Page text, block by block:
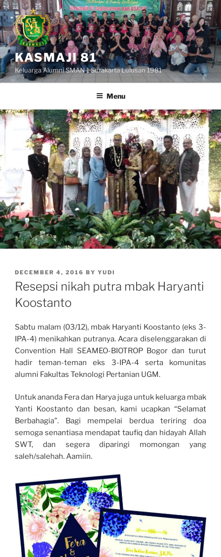
Skip
to
content
KASMAJI 81
Keluarga Alumni SMAN 1 Surakarta Lulusan 1981
Menu
POSTED
ON
DECEMBER 4, 2016 BY YUDI
Resepsi nikah putra mbak Haryanti
Koostanto
Sabtu malam (03/12), mbak Haryanti Koostanto (eks 3-
IPA-4) menikahkan putranya. Acara diselenggarakan di
Convention Hall SEAMEO-BIOTROP Bogor dan turut
hadir teman-teman eks 3-IPA-4 serta komunitas
alumni Fakultas Teknologi Pertanian UGM.
Untuk ananda Fera dan Harya juga untuk keluarga mbak
Yanti Koostanto dan besan, kami ucapkan “Selamat
Berbahagia”. Bagi mempelai berdua teriring doa
semoga senantiasa mendapat taufiq dan hidayah Allah
SWT, dan segera diparingi momongan yang
saleh/salehah. Aamiin.